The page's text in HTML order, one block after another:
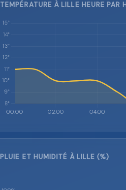
TEMPÉRATURE À LILLE HEURE PAR
PLUIE ET HUMIDITÉ À LILLE (%)